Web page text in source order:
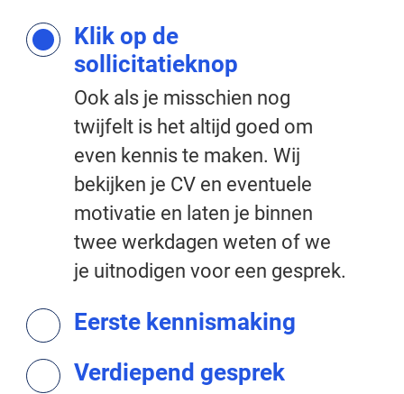
Klik op de
sollicitatieknop
Ook als je misschien nog
twijfelt is het altijd goed om
even kennis te maken. Wij
bekijken je CV en eventuele
motivatie en laten je binnen
twee werkdagen weten of we
je uitnodigen voor een gesprek.
Eerste kennismaking
Verdiepend gesprek